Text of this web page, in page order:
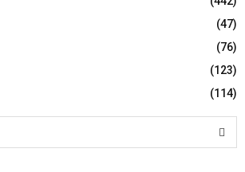
(47)
(76)
(123)
(114)